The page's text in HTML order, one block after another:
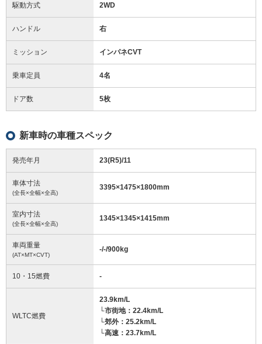
駆動方式 2WD
ハンドル 右
ミッション インパネCVT
乗車定員 4名
ドア数 5枚
新車時の車種スペック
発売年月 23(R5)/11
車体寸法
(全長×全幅×全高)
3395×1475×1800mm
室内寸法
(全長×全幅×全高)
1345×1345×1415mm
車両重量
(AT×MT×CVT)
-/-/900kg
10・15燃費 -
WLTC燃費
23.9km/L
└市街地：22.4km/L
└郊外：25.2km/L
└高速：23.7km/L